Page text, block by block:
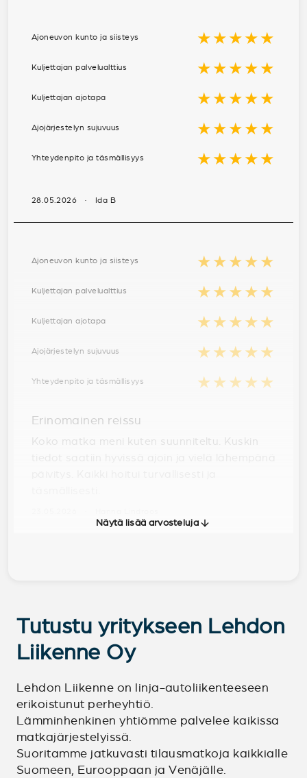
Ajoneuvon kunto ja siisteys ★★★★★
Kuljettajan palvelualttius ★★★★★
Kuljettajan ajotapa ★★★★★
Ajojärjestelyn sujuvuus ★★★★★
Yhteydenpito ja täsmällisyys ★★★★★
28.05.2026 · Ida B
Ajoneuvon kunto ja siisteys ★★★★★
Kuljettajan palvelualttius ★★★★★
Kuljettajan ajotapa ★★★★★
Ajojärjestelyn sujuvuus ★★★★★
Yhteydenpito ja täsmällisyys ★★★★★
Erinomainen reissu
Koko matka meni kuten suunniteltu. Kuskin
Näytä lisää arvosteluja
Tutustu yritykseen Lehdon
Liikenne Oy
Lehdon Liikenne on linja-autoliikenteeseen
erikoistunut perheyhtiö.
Lämminhenkinen yhtiömme palvelee kaikissa
matkajärjestelyissä.
Suoritamme jatkuvasti tilausmatkoja kaikkialle
Suomeen, Eurooppaan ja Venäjälle.